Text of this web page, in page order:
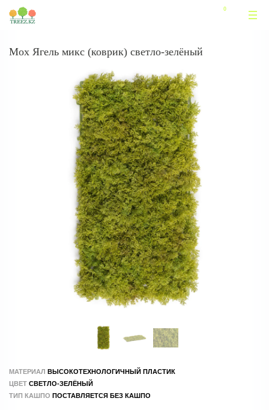
Мох Ягель микс (коврик) светло-зелёный
МАТЕРИАЛ ВЫСОКОТЕХНОЛОГИЧНЫЙ ПЛАСТИК
ЦВЕТ СВЕТЛО-ЗЕЛЁНЫЙ
ТИП КАШПО ПОСТАВЛЯЕТСЯ БЕЗ КАШПО